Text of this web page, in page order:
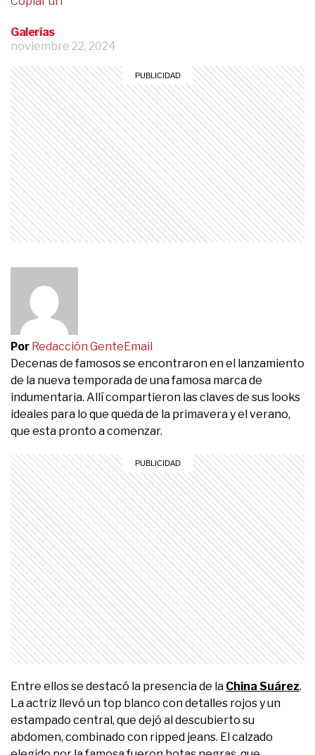
Galerías
noviembre 22, 2024
Por Redacción GenteEmail
Decenas de famosos se encontraron en el lanzamiento
de la nueva temporada de una famosa marca de
indumentaria. Allí compartieron las claves de sus looks
ideales para lo que queda de la primavera y el verano,
que esta pronto a comenzar.
Entre ellos se destacó la presencia de la China Suárez.
La actriz llevó un top blanco con detalles rojos y un
estampado central, que dejó al descubierto su
abdomen, combinado con ripped jeans. El calzado